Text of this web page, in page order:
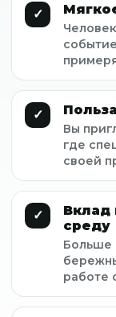
✓
✓
Вы
где
своей
✓
Вклад
среду
Больше
работе